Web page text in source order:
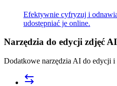
Efektywnie cyfryzuj i
udostępniać je online.
Narzędzia do edycji zdjęć AI
Dodatkowe narzędzia AI do edycji